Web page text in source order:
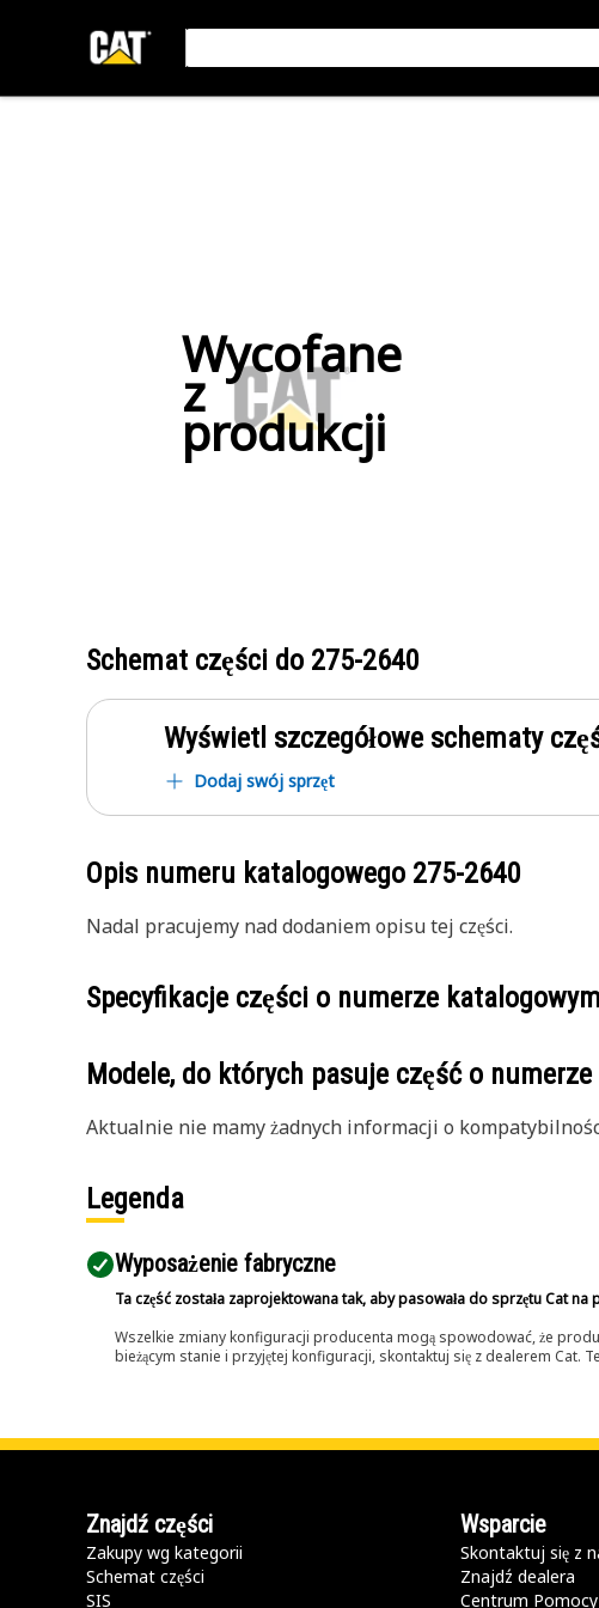
Wycofane
z
produkcji
Schemat części do 275-2640
Wyświetl szczegółowe schematy
Dodaj swój sprzęt
Opis numeru katalogowego 275-2640
Nadal pracujemy nad dodaniem opisu tej części.
Specyfikacje części o numerze katalogowym
Modele, do których pasuje część o
Aktualnie nie mamy żadnych informacji o
Legenda
Wyposażenie fabryczne
Ta część została zaprojektowana tak, aby pasowała do sprzętu Cat
Wszelkie zmiany konfiguracji producenta mogą spowodować, że
bieżącym stanie i przyjętej konfiguracji, skontaktuj się z dealerem Cat.
Znajdź części
Zakupy wg kategorii
Schemat części
SIS
Wsparcie
Skontaktuj się z
Znajdź dealera
Centrum